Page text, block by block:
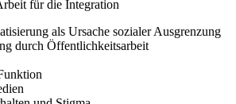
für die Integration
als Ursache sozialer Ausgrenzung
durch Öffentlichkeitsarbeit